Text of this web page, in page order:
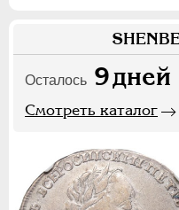
Осталось 9дней
Смотреть каталог